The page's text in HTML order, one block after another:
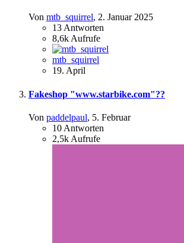
Von mtb_squirrel, 2. Januar 2025
13 Antworten
8,6k Aufrufe
mtb_squirrel
19. April
Fakeshop "www.starbike.com"??
Von paddelpaul, 5. Februar
10 Antworten
2,5k Aufrufe